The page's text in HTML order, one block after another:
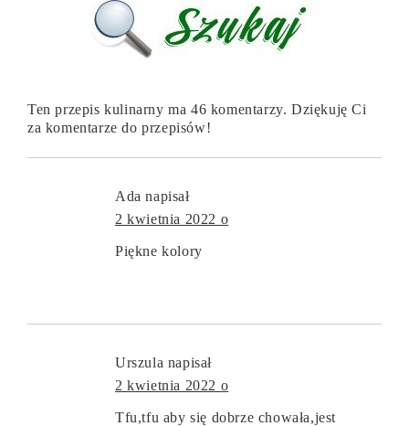
Ten przepis kulinarny ma 46 komentarzy. Dziękuję Ci
za komentarze do przepisów!
Ada napisał
2 kwietnia 2022 o
Piękne kolory
Urszula napisał
2 kwietnia 2022 o
Tfu,tfu aby się dobrze chowała,jest